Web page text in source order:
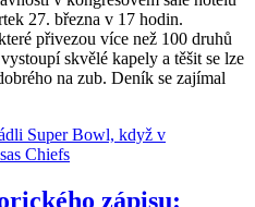
27. března v 17 hodin.
přivezou více než 100 druhů
skvělé kapely a těšit se lze
na zub. Deník se zajímal
zápisu: